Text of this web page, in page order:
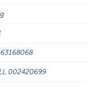
002420699